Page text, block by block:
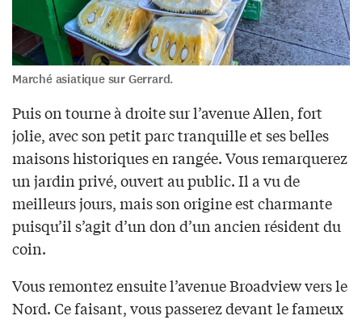
Marché asiatique sur Gerrard.
Puis on tourne à droite sur l’avenue Allen, fort
jolie, avec son petit parc tranquille et ses belles
maisons historiques en rangée. Vous remarquerez
un jardin privé, ouvert au public. Il a vu de
meilleurs jours, mais son origine est charmante
puisqu’il s’agit d’un don d’un ancien résident du
coin.
Vous remontez ensuite l’avenue Broadview vers le
Nord. Ce faisant, vous passerez devant le fameux